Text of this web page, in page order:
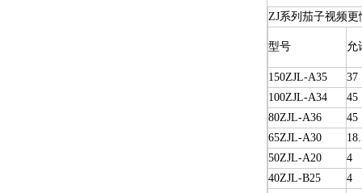
ZJ系列茄子视频
型号 允
150ZJL-A35
37
100ZJL-A34
45
80ZJL-A36
45
65ZJL-A30
50ZJL-A20
4
40ZJL-B25
4